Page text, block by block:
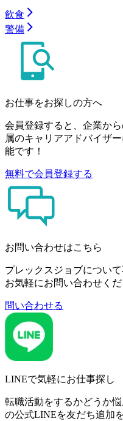
飲食
警備
お仕事をお探しの方へ
会員登録すると、企業か
属のキャリアアドバイザ
能です！
無料で会員登録する
お問い合わせはこちら
プレックスジョブについ
お気軽にお問い合わせくだ
問い合わせる
LINEで気軽にお仕事探し
転職活動をするかどうか
の公式LINEを友だち追加